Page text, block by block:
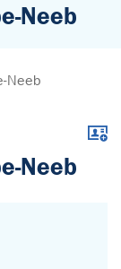
Neeb
Neeb
Neeb